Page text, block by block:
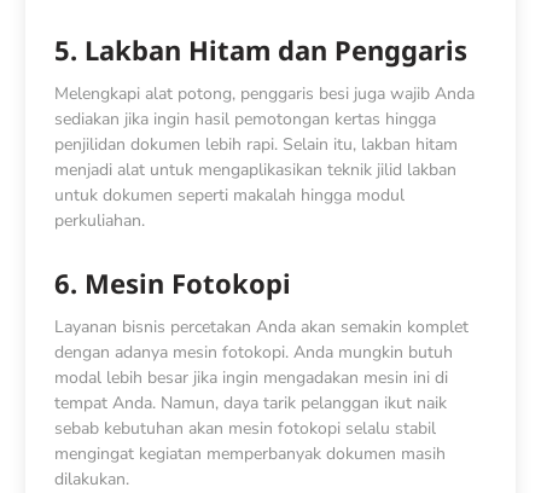
5. Lakban Hitam dan Penggaris
Melengkapi alat potong, penggaris besi juga wajib Anda
sediakan jika ingin hasil pemotongan kertas hingga
penjilidan dokumen lebih rapi. Selain itu, lakban hitam
menjadi alat untuk mengaplikasikan teknik jilid lakban
untuk dokumen seperti makalah hingga modul
perkuliahan.
6. Mesin Fotokopi
Layanan bisnis percetakan Anda akan semakin komplet
dengan adanya mesin fotokopi. Anda mungkin butuh
modal lebih besar jika ingin mengadakan mesin ini di
tempat Anda. Namun, daya tarik pelanggan ikut naik
sebab kebutuhan akan mesin fotokopi selalu stabil
mengingat kegiatan memperbanyak dokumen masih
dilakukan.